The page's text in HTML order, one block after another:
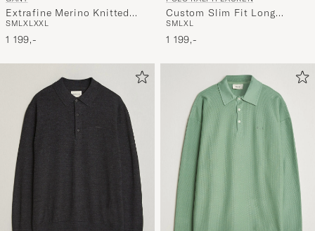
Extrafine Merino Knitted
Polo Marine
SMLXLXXL
1 199,-
Custom Slim Fit Long
Sleeve Polo Scotch Pine
Heather
SMLXL
1 199,-